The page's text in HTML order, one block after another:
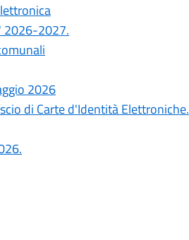
2026-2027.
2026
di Carte d'Identità Elettroniche.